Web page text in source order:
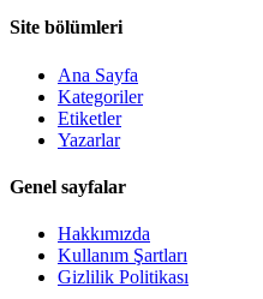
Site bölümleri
Ana Sayfa
Kategoriler
Etiketler
Yazarlar
Genel sayfalar
Hakkımızda
Kullanım Şartları
Gizlilik Politikası